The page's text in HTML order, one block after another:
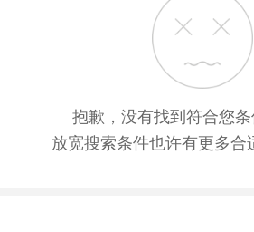
抱歉，没有找到符合您条
放宽搜索条件也许有更多合